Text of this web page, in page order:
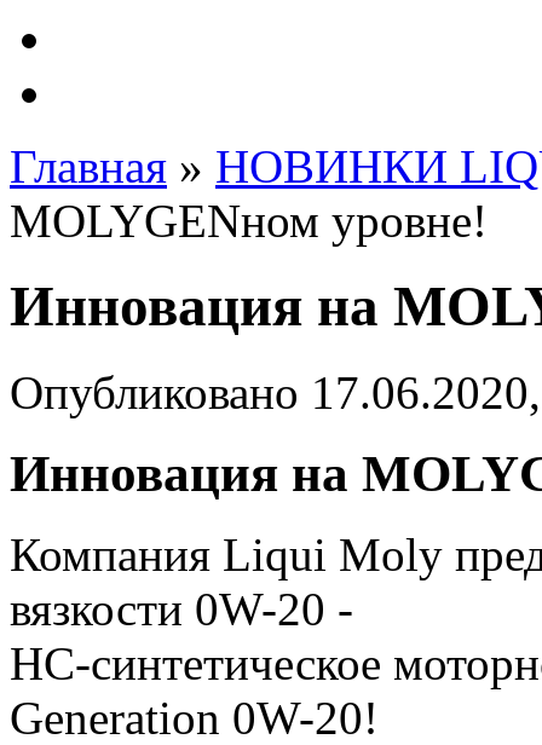
Главная » НОВИНКИ
MOLYGENном уровне!
Инновация на
Опубликовано
Инновация на
Компания Liqui Moly
вязкости 0W-20 -
НС-синтетическое
Generation 0W-20!